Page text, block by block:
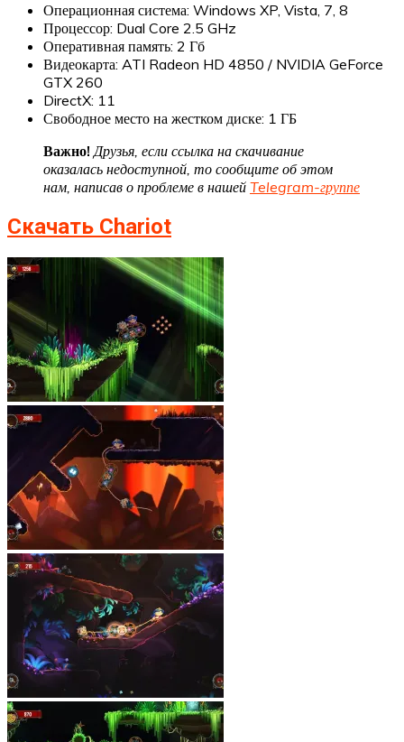
Операционная система: Windows XP, Vista, 7, 8
Процессор: Dual Core 2.5 GHz
Оперативная память: 2 Гб
Видеокарта: ATI Radeon HD 4850 / NVIDIA GeForce
GTX 260
DirectX: 11
Свободное место на жестком диске: 1 ГБ
Важно!Друзья, если ссылка на скачивание
оказалась недоступной, то сообщите об этом
нам, написав о проблеме в нашей Telegram-группе
Скачать Chariot